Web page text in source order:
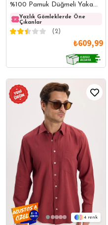
%100 Pamuk Düğmeli Yaka
Çizgili Uzun Kollu Cepli Keten
Efektli Bordo Gömlek
Yazlık Gömleklerde Öne
Çıkanlar
(2)
₺609,99
4